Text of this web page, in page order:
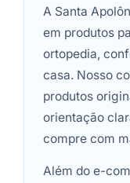
A Santa
em produtos
ortopedia,
casa. Nosso
produtos
orientação
compre com
Além do e-